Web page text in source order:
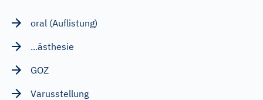
oral (Auflistung)
...ästhesie
GOZ
Varusstellung